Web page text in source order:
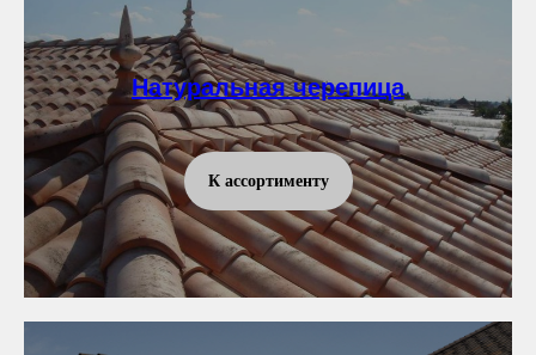
Натуральная черепица
К ассортименту